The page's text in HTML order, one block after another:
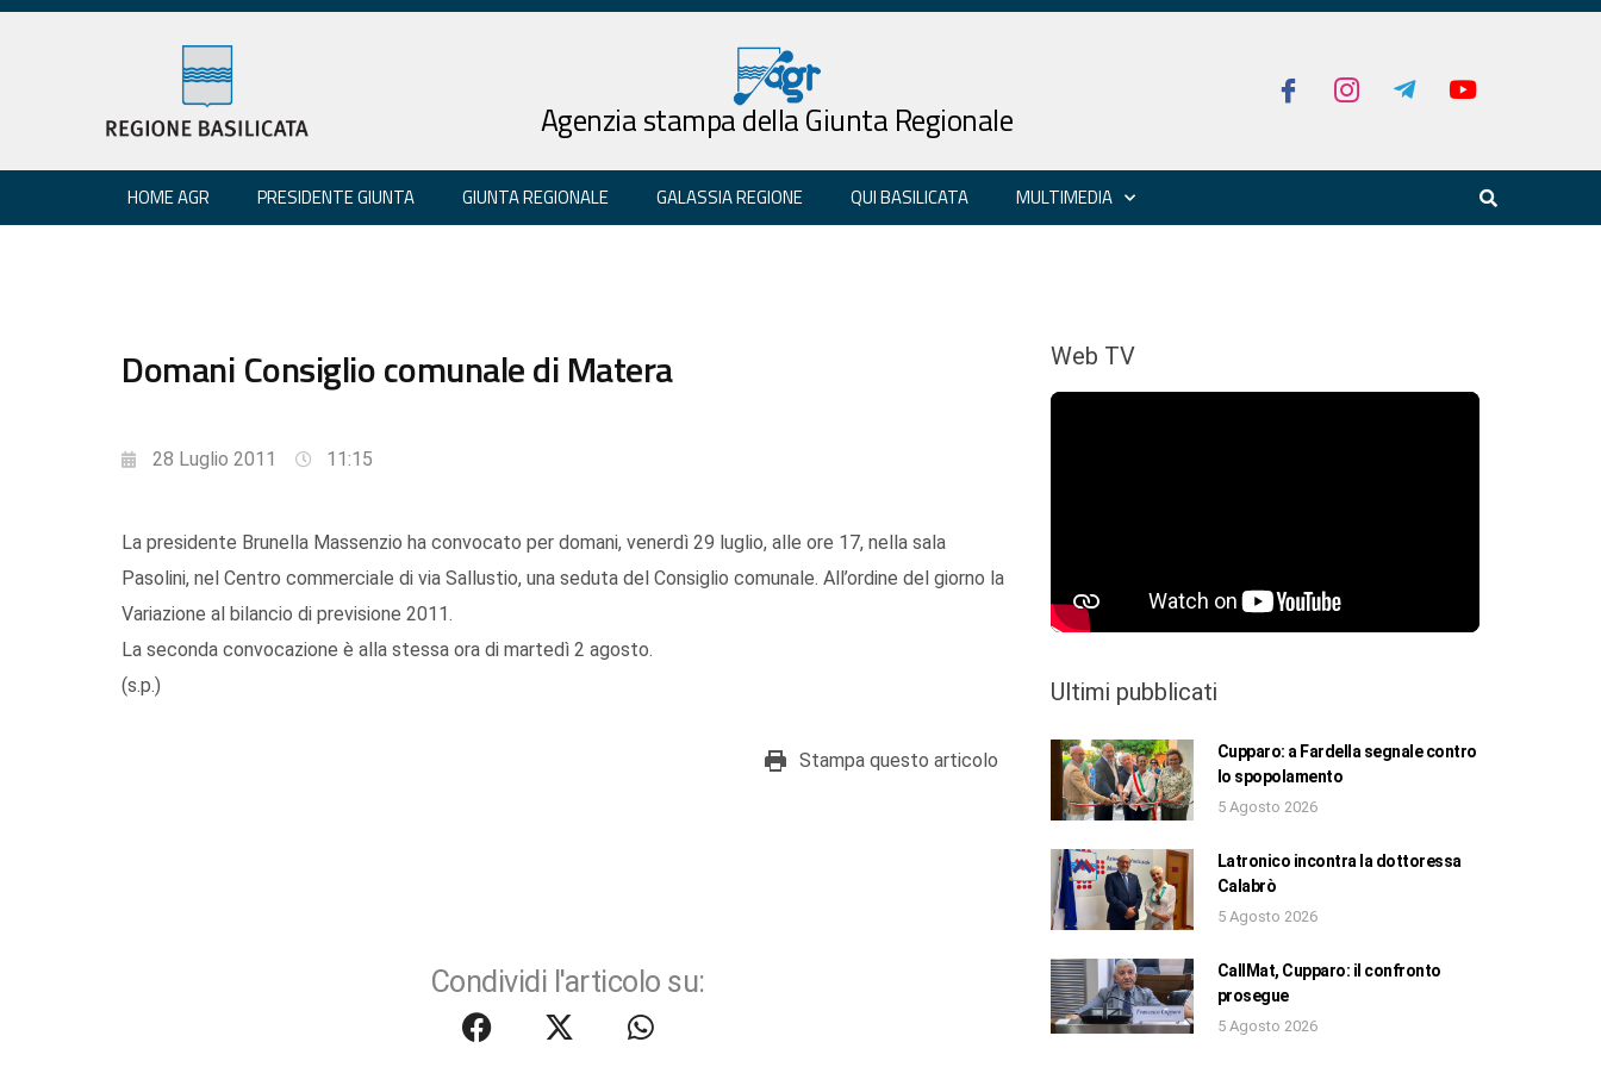
Agenzia stampa della Giunta Regionale
HOME AGR PRESIDENTE GIUNTA GIUNTA REGIONALE GALASSIA REGIONE QUI BASILICATA MULTIMEDIA
Domani Consiglio comunale di Matera
28 Luglio 2011 11:15
La presidente Brunella Massenzio ha convocato per domani, venerdì 29 luglio, alle ore 17, nella sala
Pasolini, nel Centro commerciale di via Sallustio, una seduta del Consiglio comunale. All’ordine del giorno la
Variazione al bilancio di previsione 2011.
La seconda convocazione è alla stessa ora di martedì 2 agosto.
(s.p.)
Stampa questo articolo
Condividi l'articolo su:
Web TV
Ultimi pubblicati
Cupparo: a Fardella segnale contro
lo spopolamento
5 Agosto 2026
Latronico incontra la dottoressa
Calabrò
5 Agosto 2026
CallMat, Cupparo: il confronto
prosegue
5 Agosto 2026